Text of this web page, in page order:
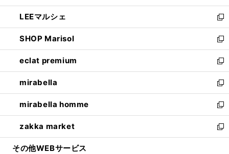
開
く
ウ
で
開
く
ン
ド
ウ
で
開
く
ウ
ィ
ン
ド
ウ
で
開
く
し
い
ウ
ィ
ン
ド
ウ
で
開
く
LEEマルシェ
新
し
い
ウ
ィ
ン
ド
ウ
で
開
く
SHOP Marisol
新
し
い
ウ
ィ
ン
ド
ウ
で
開
eclat premium
新
し
い
ウ
ィ
ン
ド
ウ
mirabella
新
し
い
ウ
ィ
ン
mirabella homme
新
し
い
ウ
zakka market
新
し
その他WEBサービス